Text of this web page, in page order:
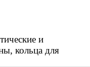
и
кольца для